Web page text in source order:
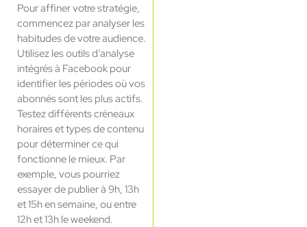
Pour affiner votre stratégie,
commencez par analyser les
habitudes de votre audience.
Utilisez les outils d’analyse
intégrés à Facebook pour
identifier les périodes où vos
abonnés sont les plus actifs.
Testez différents créneaux
horaires et types de contenu
pour déterminer ce qui
fonctionne le mieux. Par
exemple, vous pourriez
essayer de publier à 9h, 13h
et 15h en semaine, ou entre
12h et 13h le weekend.